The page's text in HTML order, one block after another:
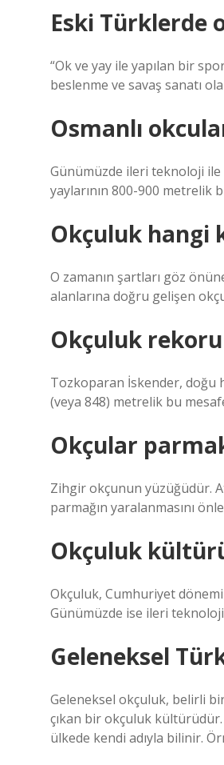
Eski Türklerde
“Ok ve yay ile yapılan bir
beslenme ve savaş sanatı
Osmanlı
Günümüzde ileri teknoloji
yaylarının 800-900 metrelik
Okçuluk hangi
O zamanın şartları göz
alanlarına doğru gelişen
Okçuluk
Tozkoparan İskender, doğu
(veya 848) metrelik bu
Okçular
Zihgir okçunun yüzüğüdür.
parmağın yaralanmasını
Okçuluk
Okçuluk, Cumhuriyet
Günümüzde ise ileri
Geleneksel
Geleneksel okçuluk, belirli
çıkan bir okçuluk
ülkede kendi adıyla bilinir.